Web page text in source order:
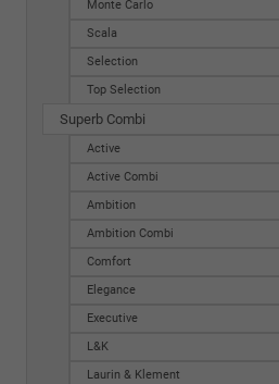
Monte Carlo
Scala
Selection
Top Selection
Superb Combi
Active
Active Combi
Ambition
Ambition Combi
Comfort
Elegance
Executive
L&K
Laurin & Klement